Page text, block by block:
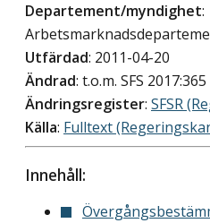
Departement/myndighet:
Utfärdad: 2011-04-20
Ändrad: t.o.m. SFS 2017:365
Ändringsregister: SFSR
Källa: Fulltext
Innehåll: